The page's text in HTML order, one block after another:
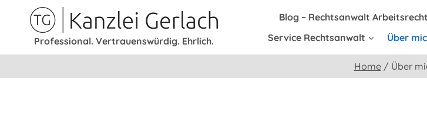
contentProfessional. Vertrauenswürdig. Ehrlich.
Blog – Rechtsanwalt
Service Rechtsanwalt
Über
Home / Über